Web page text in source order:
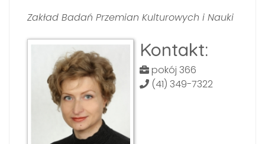
Zakład Badań Przemian Kulturowych i Nauki
Kontakt:
pokój 366
(41) 349-7322